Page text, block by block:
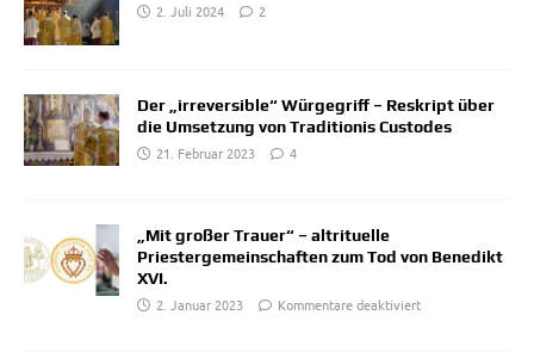
2. Juli 2024
2
Der „irreversible“ Würgegriff – Reskript über
die Umsetzung von Traditionis Custodes
21. Februar 2023
4
„Mit großer Trauer“ – altrituelle
Priestergemeinschaften zum Tod von Benedikt
XVI.
2. Januar 2023
Kommentare deaktiviert